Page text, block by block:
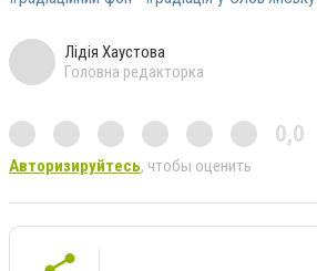
Лідія Хаустова
Головна редакторка
0,0
Авторизируйтесь, чтобы оценить